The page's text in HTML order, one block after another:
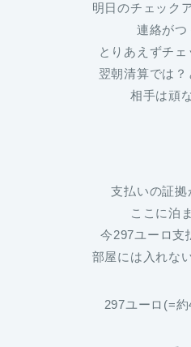
明日のチェック
連絡がつ
とりあえずチ
翌朝清算では？
相手は頑
支払いの証拠
ここに泊
今297ユーロ支
部屋には入れな
297ユーロ(=約